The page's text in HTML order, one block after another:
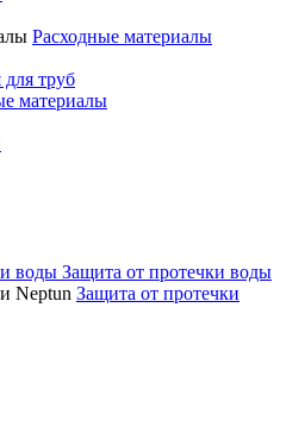
Расходные материалы
труб
материалы
Защита от протечки воды
Защита от протечки